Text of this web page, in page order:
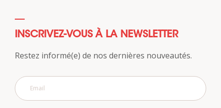
INSCRIVEZ-VOUS À LA NEWSLETTER
Restez informé(e) de nos dernières nouveautés.